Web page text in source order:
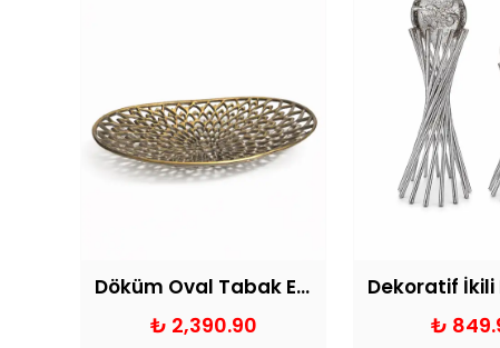
Döküm Oval Tabak Eskitme
₺ 2,390.90 ₺